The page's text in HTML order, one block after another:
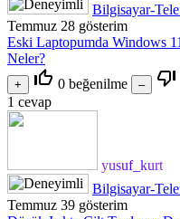
Bilgisayar-
Temmuz 28 gösterim
Eski Laptopumda Windows
Neler?
thumb_up_off_alt 0 beğenilme thumb_down_off_alt
1 cevap
yusuf_kurt
Bilgisayar-
Temmuz 39 gösterim